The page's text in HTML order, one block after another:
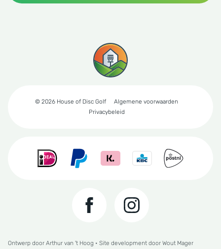
© 2026 House of Disc Golf
Algemene voorwaarden
Privacybeleid
Ontwerp door Arthur van 't Hoog • Site development door Wout Mager